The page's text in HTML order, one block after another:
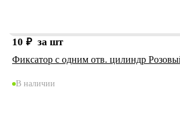
10 ₽ за шт
Фиксатор с одним отв. цилиндр
В наличии